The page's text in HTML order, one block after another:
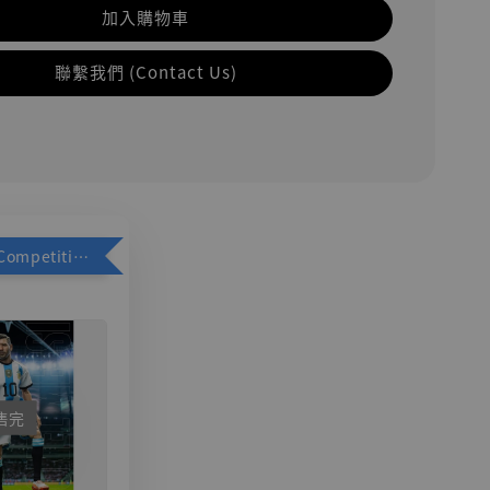
加入購物車
聯繫我們 (Contact Us)
加購優惠【Competitive Toys 梅西 [CM001]】
完